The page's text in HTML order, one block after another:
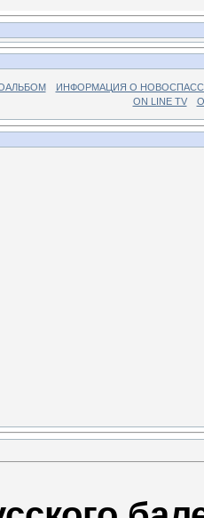
ИНФОРМАЦИЯ О
ON LINE TV